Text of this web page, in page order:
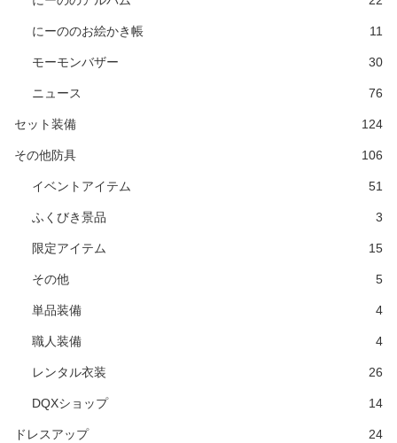
にーののお絵かき帳 11
モーモンバザー 30
ニュース 76
セット装備 124
その他防具 106
イベントアイテム 51
ふくびき景品 3
限定アイテム 15
その他 5
単品装備 4
職人装備 4
レンタル衣装 26
DQXショップ 14
ドレスアップ 24